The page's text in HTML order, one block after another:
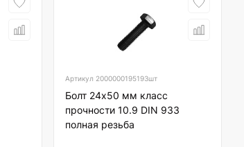
Артикул 2000000195193шт
Болт 24х50 мм класс
прочности 10.9 DIN 933
полная резьба